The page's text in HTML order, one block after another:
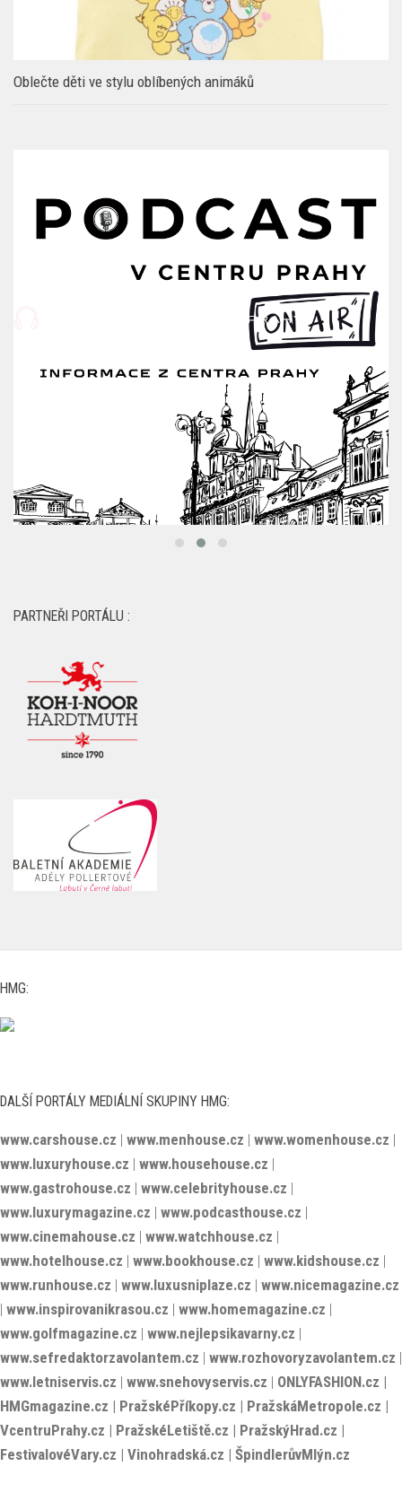
Oblečte děti ve stylu oblíbených animáků
www.luxuryhouse.cz|www.househouse.cz
www.luxurymagazine.cz|www.podcasthouse.cz|
www.cinemahouse.cz |www.watchhouse.cz |
www.hotelhouse.cz| www.bookhouse.cz|www.kidshouse.cz
www.runhouse.cz|www.luxusniplaze.cz|www.nicemagazine.cz
|www.inspirovanikrasou.cz|www.homemagazine.cz
www.golfmagazine.cz|www.nejlepsikavarny.cz|
www.sefredaktorzavolantem.cz|www.rozhovoryzavolantem.cz|
www.letniservis.cz|www.snehovyservis.cz|ONLYFASHION.cz
HMGmagazine.cz|PražskéPříkopy.cz|PražskáMetropole.cz
VcentruPrahy.cz|PražskéLetiště.cz |PražskýHrad.cz|
FestivalovéVary.cz | Vinohradská.cz|ŠpindlerůvMlýn.cz
KIDSHOUSE.cz © 2026. - HOUSE Media Group s.r.o.